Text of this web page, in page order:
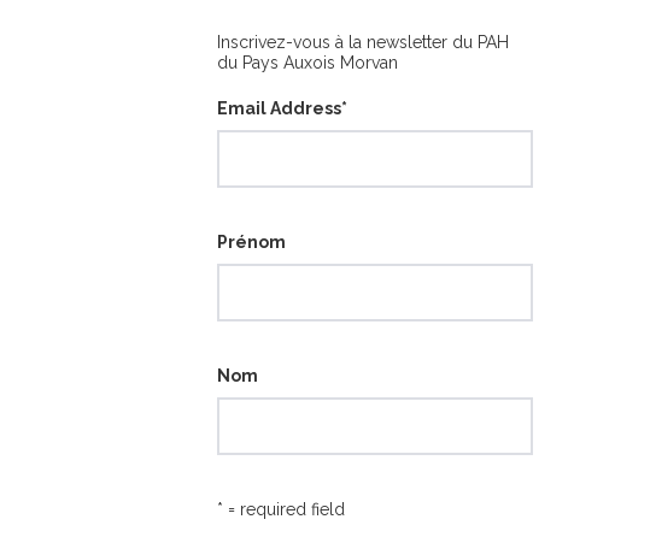
Inscrivez-vous à la newsletter du PAH
du Pays Auxois Morvan
Email Address*
Prénom
Nom
* = required field